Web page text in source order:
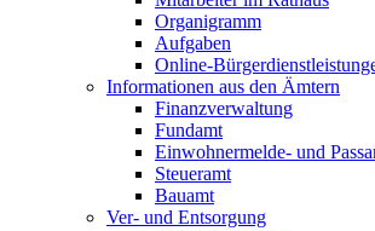
Organigramm
Aufgaben
Online-
Informationen aus den Ämtern
Finanzverwaltung
Fundamt
Einwohnermelde- und
Steueramt
Bauamt
Ver- und Entsorgung